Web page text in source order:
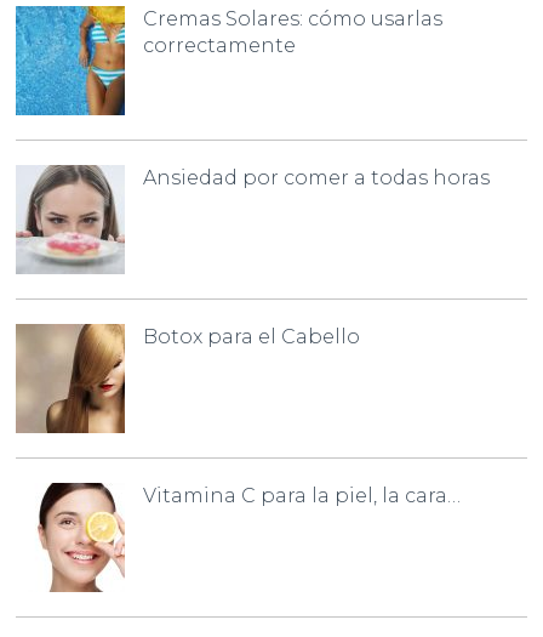
Cremas Solares: cómo usarlas
correctamente
Ansiedad por comer a todas horas
Botox para el Cabello
Vitamina C para la piel, la cara…